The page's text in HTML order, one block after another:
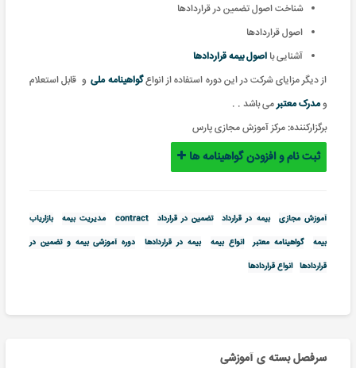
شناخت اصول تضمین در قراردادها
اصول قراردادها
آشنایی با اصول بیمه قراردادها
از دیگر مزایای شرکت در این دوره استفاده از انواعگواهینامه ملیو قابل استعلام
ومدرک معتبرمی باشد . .
برگزارکننده: مرکز آموزش مجازی پارس
ثبت نام و افزودن گواهینامه ها
آموزش مجازی بیمه در قرارداد تضمین در قرارداد contract مدیریت بیمه
بازاریاب
بیمه
گواهینامه معتبر انواع بیمه بیمه در قراردادها
دوره آموزشی بیمه و تضمین در
قراردادها انواع قراردادها
سرفصل بسته ی آموزشی